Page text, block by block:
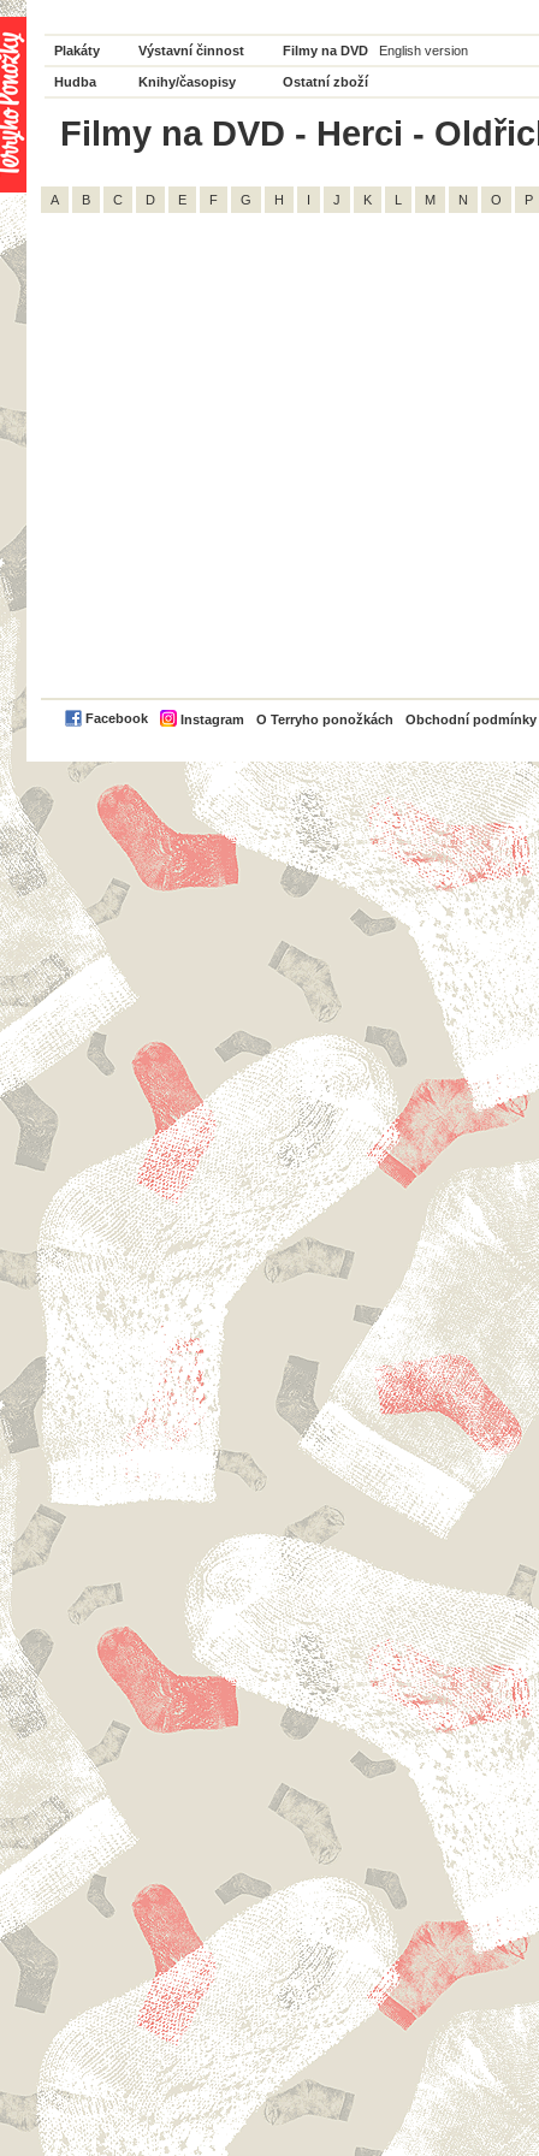
Plakáty Výstavní činnost Filmy na DVD English version
Hudba Knihy/časopisy Ostatní zboží
Filmy na DVD - Herci -
A B C D E F G H I J K L M N O P
Facebook Instagram O Terryho ponožkách Obchodní podmínky
PayPal